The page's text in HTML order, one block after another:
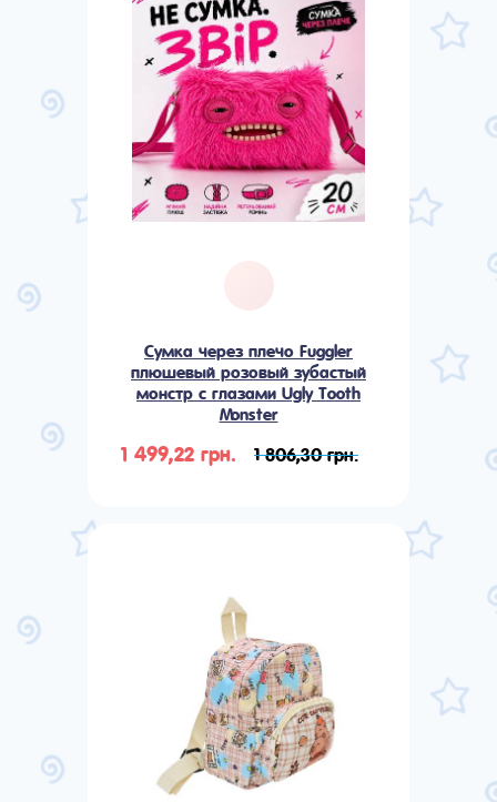
Сумка через плечо Fuggler
плюшевый розовый зубастый
монстр с глазами Ugly Tooth
Monster
1 499,22 грн. 1 806,30 грн.